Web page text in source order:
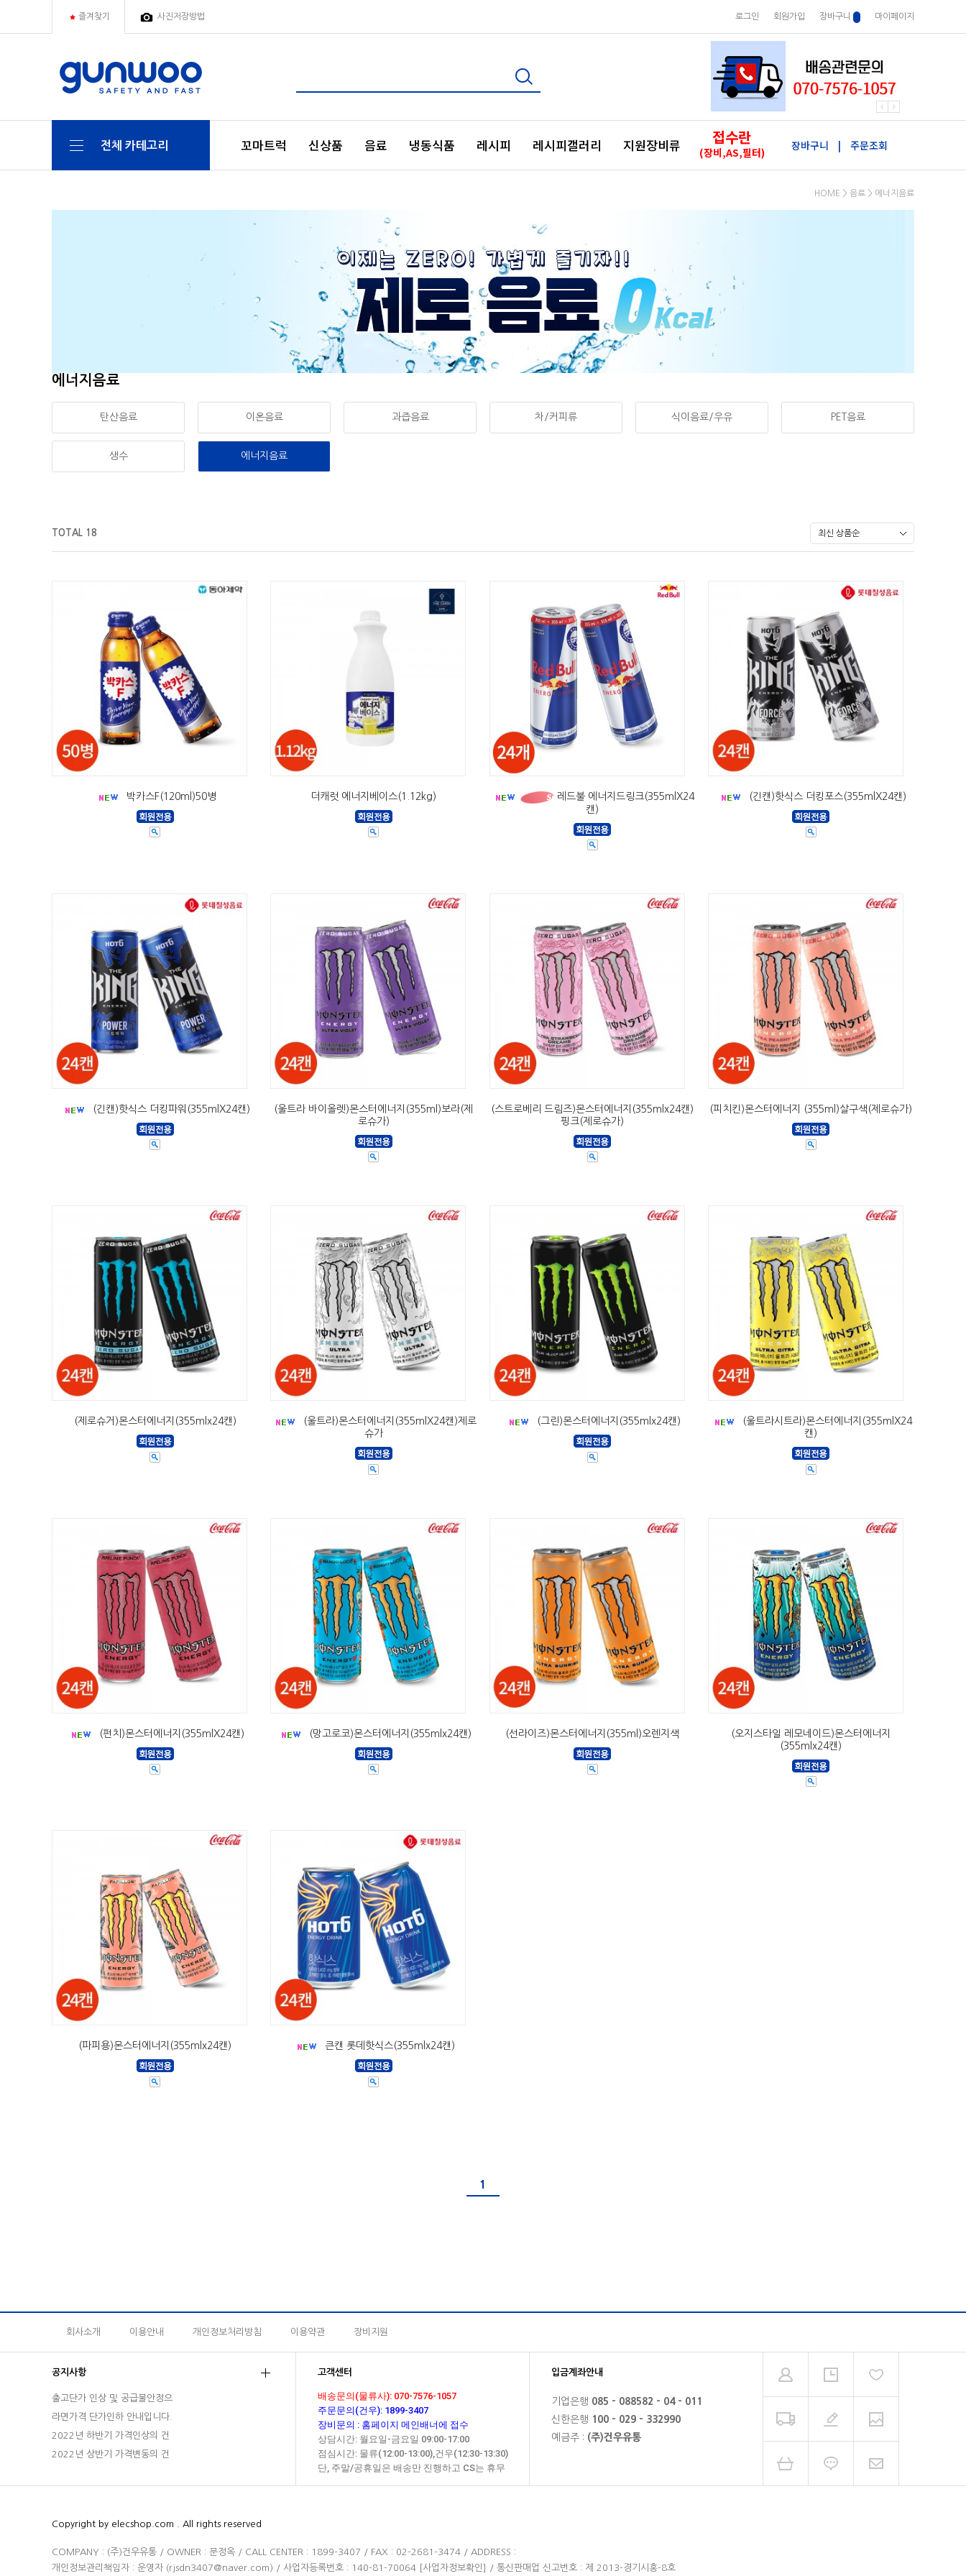
즐겨찾기 사진저장방법 로그인 회원가입 장바구니 마이페이지
전체 카테고리 꼬마트럭 신상품 음료 냉동식품 레시피 레시피갤러리 지원장비류 접수란
(장비,AS,필터) 장바구니 | 주문조회
HOME > 음료 > 에너지음료
에너지음료
탄산음료 이온음료 과즙음료 차/커피류 식이음료/우유 PET음료
생수 에너지음료
TOTAL 18
박카스F(120ml)50병 더캐럿 에너지베이스(1.12kg)
레드불 에너지드링크(355mlX24
캔)
(긴캔)핫식스 더킹포스(355mlX24캔)
(긴캔)핫식스 더킹파워(355mlX24캔)
(울트라 바이올렛)몬스터에너지(355ml)보라(제
로슈가)
(스트로베리 드림즈)몬스터에너지(355mlx24캔)
핑크(제로슈가)
(피치킨)몬스터에너지 (355ml)살구색(제로슈가)
(제로슈거)몬스터에너지(355mlx24캔)
(울트라)몬스터에너지(355mlX24캔)제로
슈가
(그린)몬스터에너지(355mlx24캔)
(울트라시트라)몬스터에너지(355mlX24
캔)
(펀치)몬스터에너지(355mlX24캔) (망고로코)몬스터에너지(355mlx24캔) (선라이즈)몬스터에너지(355ml)오렌지색
(오지스타일 레모네이드)몬스터에너지
(355mlx24캔)
(파피용)몬스터에너지(355mlx24캔) 큰캔 롯데핫식스(355mlx24캔)
1
회사소개 이용안내 개인정보처리방침 이용약관 장비지원
공지사항
출고단가 인상 및 공급불안정으
라면가격 단가인하 안내입니다.
2022년 하반기 가격인상의 건
2022년 상반기 가격변동의 건
고객센터
배송문의(물류사): 070-7576-1057
주문문의(건우): 1899-3407
장비문의 : 홈페이지 메인배너에 접수
상담시간: 월요일-금요일 09:00-17:00
점심시간: 물류(12:00-13:00),건우(12:30-13:30)
단, 주말/공휴일은 배송만 진행하고 CS는 휴무
입금계좌안내
기업은행 085 - 088582 - 04 - 011
신한은행 100 - 029 - 332990
예금주 : (주)건우유통
Copyright by elecshop.com . All rights reserved
COMPANY : (주)건우유통 / OWNER : 문정옥 / CALL CENTER : 1899-3407 / FAX : 02-2681-3474 / ADDRESS :
개인정보관리책임자 : 운영자 (rjsdn3407@naver.com) / 사업자등록번호 : 140-81-70064 [사업자정보확인] / 통신판매업 신고번호 : 제 2013-경기시흥-8호